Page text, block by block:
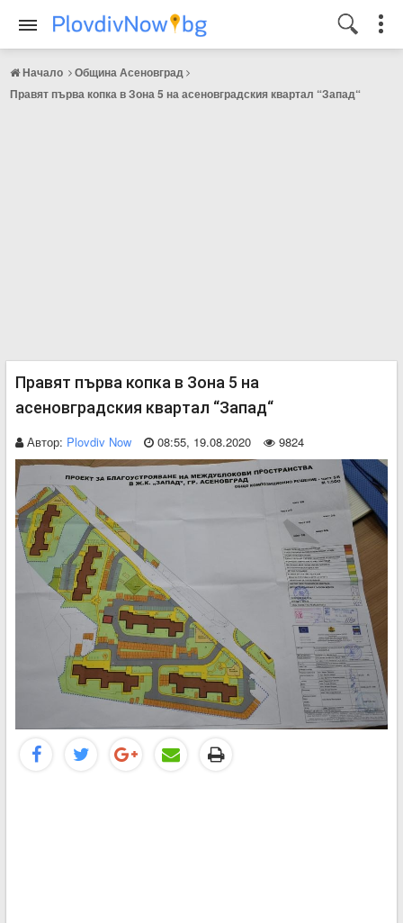
Начало
Община Асеновград
Правят първа копка в Зона 5 на асеновградския квартал “Запад“
Правят първа копка в Зона 5 на
асеновградския квартал “Запад“
Автор: Plovdiv Now 08:55, 19.08.2020 9824